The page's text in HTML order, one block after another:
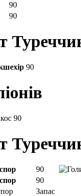
90
90
90
90
90
90
Запас